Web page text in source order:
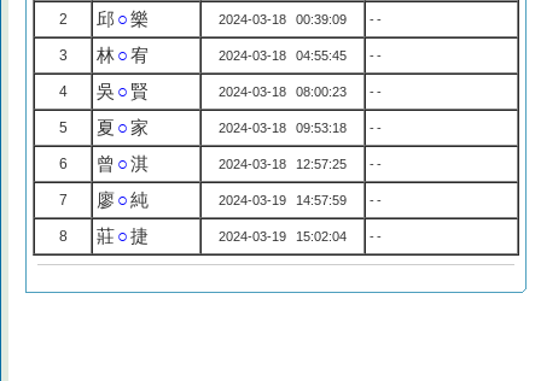
2 邱 ○樂 2024-03-18 00:39:09 --
3 林○宥 2024-03-18 04:55:45 --
4 吳 ○ 賢 2024-03-18 08:00:23 --
5 夏 ○家 2024-03-18 09:53:18 --
6 曾 ○淇 2024-03-18 12:57:25 --
7 廖○純 2024-03-19 14:57:59 --
8 莊○捷 2024-03-19 15:02:04 --